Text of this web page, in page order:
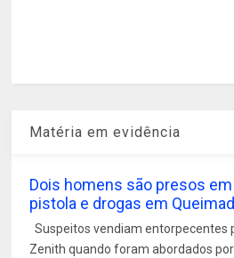
Matéria em evidência
Dois homens são presos
pistola e drogas em
Suspeitos vendiam entorpecentes
Zenith quando foram abordados por